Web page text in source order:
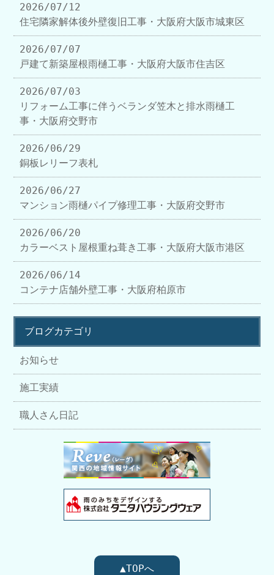
2026/07/12
住宅隣家解体後外壁復旧工事・大阪府大阪市城東区
2026/07/07
戸建て新築屋根雨樋工事・大阪府大阪市住吉区
2026/07/03
リフォーム工事に伴うベランダ笠木と排水雨樋工
事・大阪府交野市
2026/06/29
銅板レリーフ表札
2026/06/27
マンション雨樋パイプ修理工事・大阪府交野市
2026/06/20
カラーベスト屋根重ね葺き工事・大阪府大阪市港区
2026/06/14
コンテナ店舗外壁工事・大阪府柏原市
ブログカテゴリ
お知らせ
施工実績
職人さん日記
▲TOPへ